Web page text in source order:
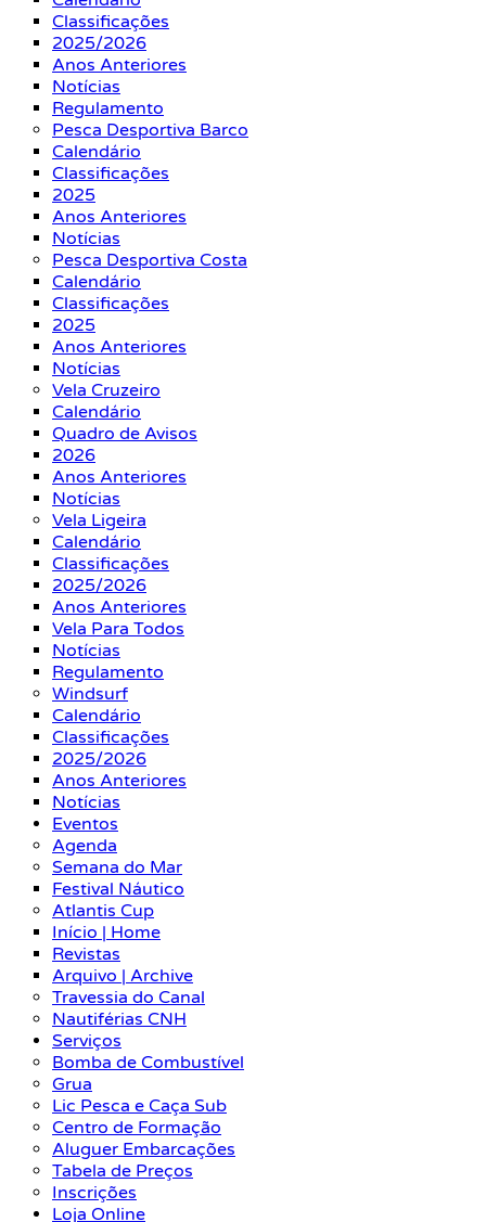
Classificações
2025/2026
Anos Anteriores
Notícias
Regulamento
Pesca Desportiva Barco
Calendário
Classificações
2025
Anos Anteriores
Notícias
Pesca Desportiva Costa
Calendário
Classificações
2025
Anos Anteriores
Notícias
Vela Cruzeiro
Calendário
Quadro de Avisos
2026
Anos Anteriores
Notícias
Vela Ligeira
Calendário
Classificações
2025/2026
Anos Anteriores
Vela Para Todos
Notícias
Regulamento
Windsurf
Calendário
Classificações
2025/2026
Anos Anteriores
Notícias
Eventos
Agenda
Semana do Mar
Festival Náutico
Atlantis Cup
Início | Home
Revistas
Arquivo | Archive
Travessia do Canal
Nautiférias CNH
Serviços
Bomba de Combustível
Grua
Lic Pesca e Caça Sub
Centro de Formação
Aluguer Embarcações
Tabela de Preços
Inscrições
Loja Online